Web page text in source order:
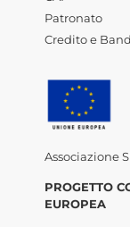
Patronato
Credito e
Associazione
PROGETTO
EUROPEA